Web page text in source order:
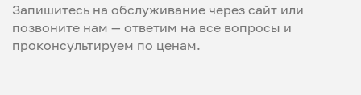
Запишитесь на обслуживание через сайт или
позвоните нам — ответим на все вопросы и
проконсультируем по ценам.